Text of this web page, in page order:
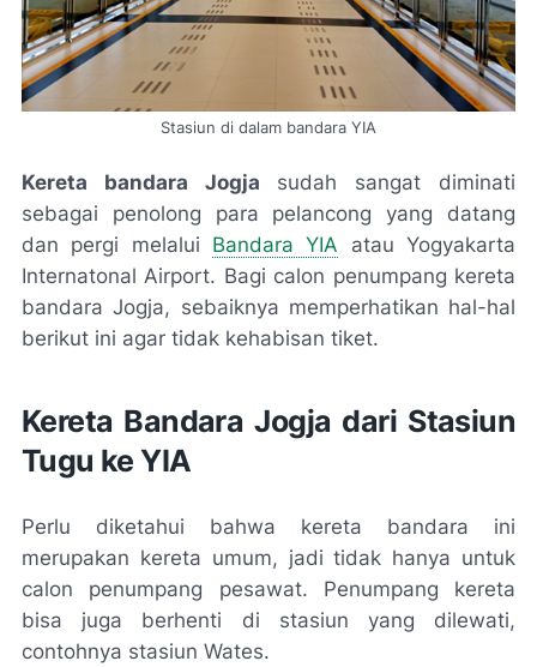
Stasiun di dalam bandara YIA
Kereta bandara Jogja sudah sangat diminati
sebagai penolong para pelancong yang datang
dan pergi melalui Bandara YIA atau Yogyakarta
Internatonal Airport. Bagi calon penumpang kereta
bandara Jogja, sebaiknya memperhatikan hal-hal
berikut ini agar tidak kehabisan tiket.
Kereta Bandara Jogja dari Stasiun
Tugu ke YIA
Perlu diketahui bahwa kereta bandara ini
merupakan kereta umum, jadi tidak hanya untuk
calon penumpang pesawat. Penumpang kereta
bisa juga berhenti di stasiun yang dilewati,
contohnya stasiun Wates.